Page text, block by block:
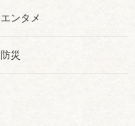
エンタメ
防災